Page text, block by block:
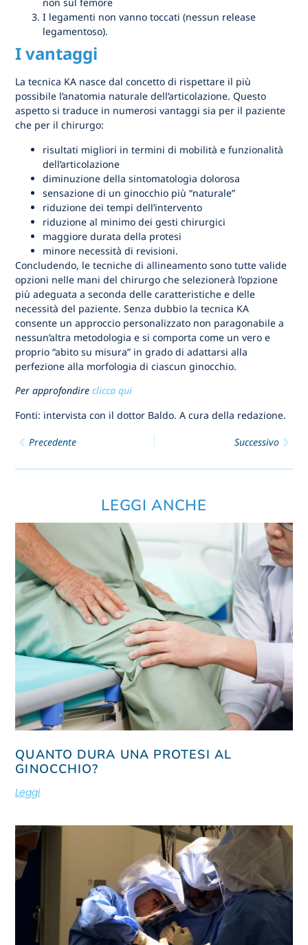
non sul femore
I legamenti non vanno toccati (nessun release
legamentoso).
I vantaggi
La tecnica KA nasce dal concetto di rispettare il più
possibile l’anatomia naturale dell’articolazione. Questo
aspetto si traduce in numerosi vantaggi sia per il paziente
che per il chirurgo:
risultati migliori in termini di mobilità e funzionalità
dell’articolazione
diminuzione della sintomatologia dolorosa
sensazione di un ginocchio più “naturale”
riduzione dei tempi dell’intervento
riduzione al minimo dei gesti chirurgici
maggiore durata della protesi
minore necessità di revisioni.
Concludendo, le tecniche di allineamento sono tutte valide
opzioni nelle mani del chirurgo che selezionerà l’opzione
più adeguata a seconda delle caratteristiche e delle
necessità del paziente. Senza dubbio la tecnica KA
consente un approccio personalizzato non paragonabile a
nessun’altra metodologia e si comporta come un vero e
proprio “abito su misura” in grado di adattarsi alla
perfezione alla morfologia di ciascun ginocchio.
Per approfondireclicca qui
Fonti: intervista con il dottor Baldo. A cura della redazione.
Precedente Successivo
LEGGI ANCHE
QUANTO DURA UNA PROTESI AL
GINOCCHIO?
Leggi